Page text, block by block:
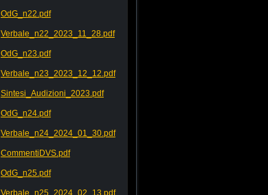
OdG_n22.pdf
Verbale_n22_2023_11_28.pdf
OdG_n23.pdf
Verbale_n23_2023_12_12.pdf
Sintesi_Audizioni_2023.pdf
OdG_n24.pdf
Verbale_n24_2024_01_30.pdf
CommentiDVS.pdf
OdG_n25.pdf
Verbale_n25_2024_02_13.pdf